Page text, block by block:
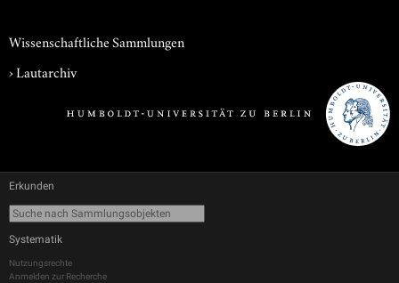
Wissenschaftliche Sammlungen
›Lautarchiv
Erkunden
Systematik
Nutzungsrechte
Anmelden zur Recherche